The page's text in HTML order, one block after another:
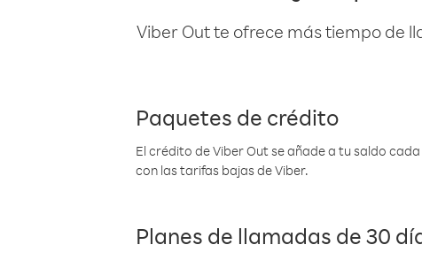
Viber Out te ofrece más tiempo de
Paquetes de crédito
El crédito de Viber Out se añade a tu saldo
con las tarifas bajas de Viber.
Planes de llamadas de 30